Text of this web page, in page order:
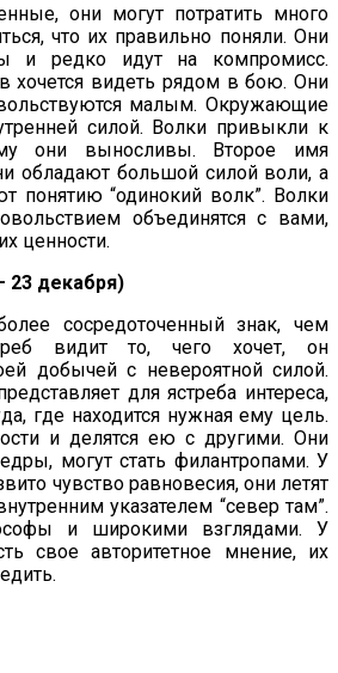
они могут потратить много
что их правильно поняли. Они
и редко идут на компромисс.
хочется видеть рядом в бою. Они
малым. Окружающие
силой. Волки привыкли к
они выносливы. Второе имя
обладают большой силой воли, а
понятию “одинокий волк”. Волки
объединятся с вами,
ценности.
23 декабря)
сосредоточенный знак, чем
видит то, чего хочет, он
добычей с невероятной силой.
для ястреба интереса,
где находится нужная ему цель.
и делятся ею с другими. Они
могут стать филантропами. У
чувство равновесия, они летят
указателем “север там”.
и широкими взглядами. У
свое авторитетное мнение, их